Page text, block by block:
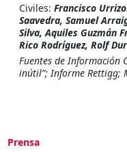
Civiles: Francisco
Saavedra, Samuel
Silva, Aquiles Guzmán
Rico Rodríguez, Rolf
Fuentes de Información
inútil”; Informe Rettigg;
Prensa